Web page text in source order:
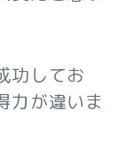
功してお
力が違いま